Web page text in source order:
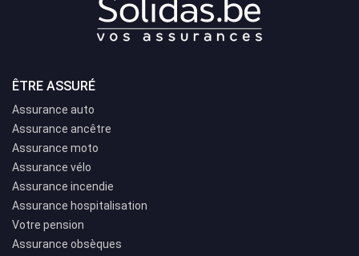
ÊTRE ASSURÉ
Assurance auto
Assurance ancêtre
Assurance moto
Assurance vélo
Assurance incendie
Assurance hospitalisation
Votre pension
Assurance obsèques